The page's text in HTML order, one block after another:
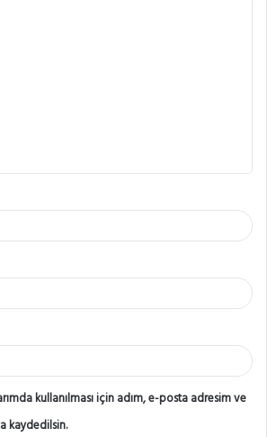
kullanılması için adım, e-posta adresim ve
kaydedilsin.